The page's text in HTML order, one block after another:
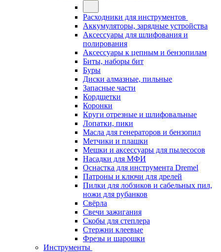
Расходники для инструментов
Аккумуляторы, зарядные устройства
Аксессуары для шлифования и
полирования
Аксессуары к цепным и бензопилам
Биты, наборы бит
Буры
Диски алмазные, пильные
Запасные части
Кордщетки
Коронки
Круги отрезные и шлифовальные
Лопатки, пики
Масла для генераторов и бензопил
Метчики и плашки
Мешки и аксессуары для пылесосов
Насадки для МФИ
Оснастка для инструмента Dremel
Патроны и ключи для дрелей
Пилки для лобзиков и сабельных пил,
ножи для рубанков
Свёрла
Свечи зажигания
Скобы для степлера
Стержни клеевые
Фрезы и шарошки
Инструменты